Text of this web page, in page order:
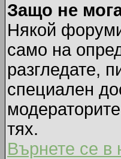
Защо не
Някой
само на
разгледате,
специален
тях.
Върнете се в